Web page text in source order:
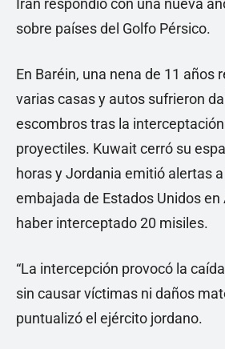
Irán respondió con una nueva
sobre países del Golfo Pérsico.
En Baréin, una nena de 11 años
varias casas y autos sufrieron
escombros tras la
proyectiles. Kuwait cerró su
horas y Jordania emitió alertas
embajada de Estados Unidos
haber interceptado 20 misiles.
“La intercepción provocó la
sin causar víctimas ni daños
puntualizó el ejército jordano.